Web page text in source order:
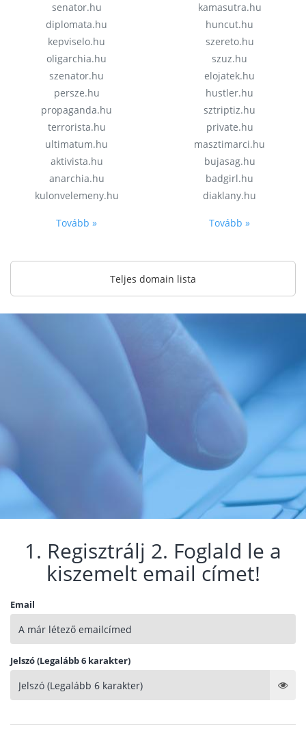
senator.hu
diplomata.hu
kepviselo.hu
oligarchia.hu
szenator.hu
persze.hu
propaganda.hu
terrorista.hu
ultimatum.hu
aktivista.hu
anarchia.hu
kulonvelemeny.hu
Tovább »
kamasutra.hu
huncut.hu
szereto.hu
szuz.hu
elojatek.hu
hustler.hu
sztriptiz.hu
private.hu
masztimarci.hu
bujasag.hu
badgirl.hu
diaklany.hu
Tovább »
Teljes domain lista
1. Regisztrálj 2. Foglald le a
kiszemelt email címet!
Email
Jelszó (Legalább 6 karakter)